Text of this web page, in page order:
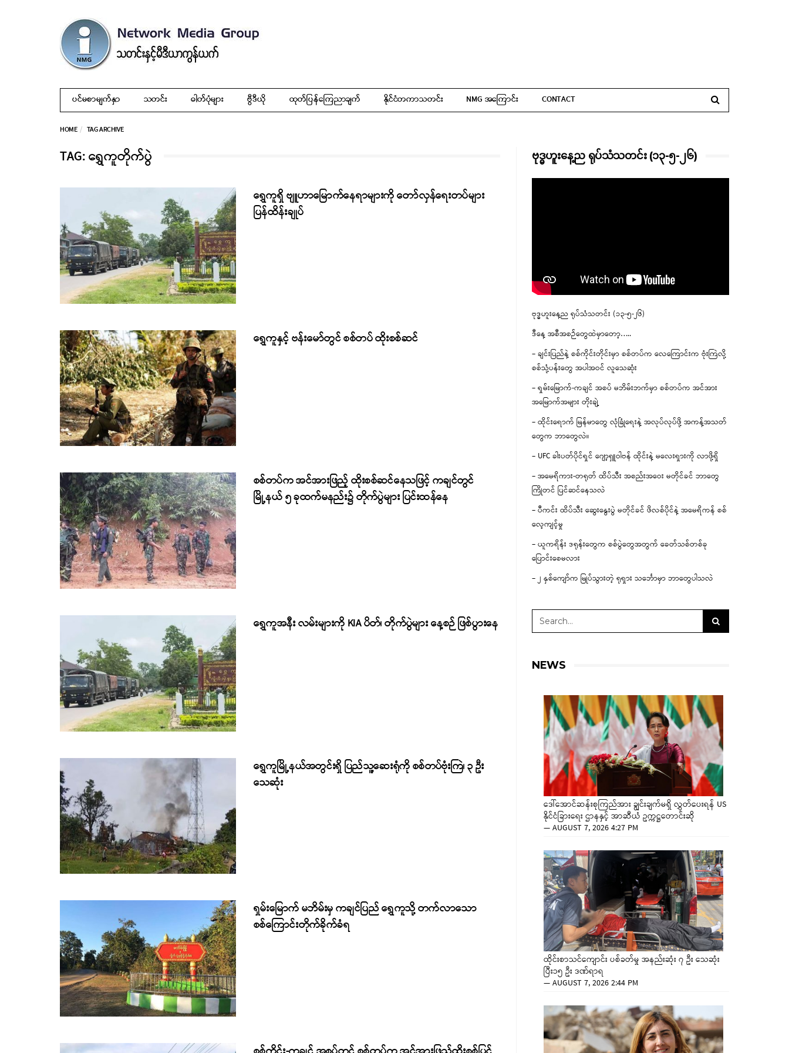
ပင်မစာမျက်နှာ သတင်း ဓါတ်ပုံများ ဗွီဒီယို ထုတ်ပြန်ကြေညာချက် နိုင်ငံတကာသတင်း NMG အကြောင်း CONTACT
HOME TAG ARCHIVE
TAG: ရွှေကူတိုက်ပွဲ
ရွှေကူရှိ ဗျူဟာမြောက်နေရာများကို တော်လှန်ရေးတပ်များ
ပြန်ထိန်းချုပ်
ရွှေကူနှင့် ဗန်းမော်တွင် စစ်တပ် ထိုးစစ်ဆင်
စစ်တပ်က အင်အားဖြည့် ထိုးစစ်ဆင်နေသဖြင့် ကချင်တွင်
မြို့နယ် ၅ ခုထက်မနည်း၌ တိုက်ပွဲများ ပြင်းထန်နေ
ရွှေကူအနီး လမ်းများကို KIA ပိတ်၊ တိုက်ပွဲများ နေ့စဉ် ဖြစ်ပွားနေ
ရွှေကူမြို့နယ်အတွင်းရှိ ပြည်သူ့ဆေးရုံကို စစ်တပ်ဗုံးကြဲ၊ ၃ ဦး
သေဆုံး
ရှမ်းမြောက် မဘိမ်းမှ ကချင်ပြည် ရွှေကူသို့ တက်လာသော
စစ်ကြောင်းတိုက်ခိုက်ခံရ
ဗုဒ္ဓဟူးနေ့ည ရုပ်သံသတင်း (၁၃-၅-၂၆)
ဗုဒ္ဓဟူးနေ့ည ရုပ်သံသတင်း (၁၃-၅-၂၆)
ဒီနေ့ အစီအစဉ်တွေထဲမှာတော့…..
– ချင်းပြည်နဲ့ စစ်ကိုင်းတိုင်းမှာ စစ်တပ်က လေကြောင်းက ဗုံးကြဲလို့
စစ်သုံ့ပန်းတွေ အပါအဝင် လူသေဆုံး
– ရှမ်းမြောက်-ကချင် အစပ် မဘိမ်းဘက်မှာ စစ်တပ်က အင်အား
အမြောက်အများ တိုးချဲ့
– ထိုင်းရောက် မြန်မာတွေ လုံခြုံရေးနဲ့ အလုပ်လုပ်ဖို့ အကန့်အသတ်
တွေက ဘာတွေလဲ။
– UFC ခါးပတ်ပိုင်ရှင် ဂျော့ရှူဝါဗန် ထိုင်းနဲ့ မလေးရှားကို လာဖို့ရှိ
– အမေရိကား-တရုတ် ထိပ်သီး အစည်းအဝေး မတိုင်ခင် ဘာတွေ
ကြိုတင် ပြင်ဆင်နေသလဲ
– ပီကင်း ထိပ်သီး ဆွေးနွေးပွဲ မတိုင်ခင် ဖိလစ်ပိုင်နဲ့ အမေရိကန် စစ်
လေ့ကျင့်မှု
– ယူကရိန်း ဒရုန်းတွေက စစ်ပွဲတွေအတွက် ခေတ်သစ်တစ်ခု
ပြောင်းစေမလား
– ၂ နှစ်ကျော်က မြုပ်သွားတဲ့ ရုရှား သင်္ဘောမှာ ဘာတွေပါသလဲ
NEWS
ဒေါ်အောင်ဆန်းစုကြည်အား ချွင်းချက်မရှိ လွှတ်ပေးရန် US
နိုင်ငံခြားရေး ဌာနနှင့် အာဆီယံ ဥက္ကဋ္ဌတောင်းဆို
—AUGUST 7, 2026 4:27 PM
ထိုင်းစာသင်ကျောင်း ပစ်ခတ်မှု အနည်းဆုံး ၇ ဦး သေဆုံး
ပြီး၁၅ ဦး ဒဏ်ရာရ
—AUGUST 7, 2026 2:44 PM